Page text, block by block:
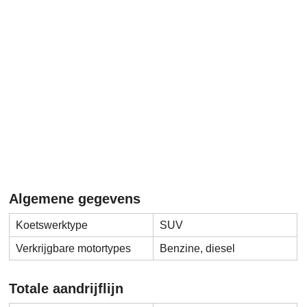
Algemene gegevens
Koetswerktype
SUV
Verkrijgbare motortypes
Benzine, diesel
Totale aandrijflijn